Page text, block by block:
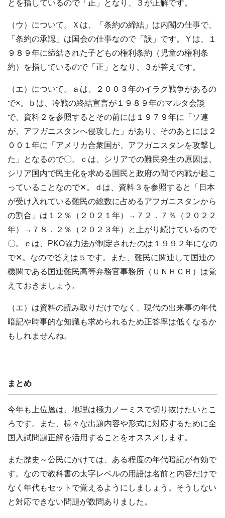
とを指しているので「正」となり、３が正解です。
（ウ）について。Ｘは、「条約の締結」は内閣の仕事で、
「条約の承認」は国会の仕事なので「誤」です。Ｙは、１
９８９年に締結された子どもの権利条約（児童の権利条
約）を指しているので「正」となり、３が答えです。
（エ）について。ａは、２００３年のイラク戦争があるの
で×。ｂは、冷戦の終結宣言が１９８９年のマルタ会談
で、資料２を参照するとその前には１９７９年に「ソ連
が、アフガニスタンへ侵攻した」があり、そのあとには２
００１年に「アメリカ合衆国が、アフガニスタンを攻撃し
た」となるので〇。ｃは、シリアでの難民発生の原因は、
シリア国内で民主化を求める国民と政府の間で内戦が起こ
っていることなので✕。ｄは、資料３を参照すると「日本
が受け入れている難民の総数に占めるアフガニスタンから
の割合」は１２％（２０２１年）→７２．７％（２０２２
年）→７８．２％（２０２３年）と上がり続けているので
〇。ｅは、PKO協力法が制定されたのは１９９２年になの
で✕。なので答えは５です。また、難民に関連して国連の
機関である国連難民高等弁務官事務所（ＵＮＨＣＲ）は覚
えておきましょう。
（エ）は資料の読み取りだけでなく、現代の出来事の年代
暗記や時事的な知識も求められるため正答率は低くなるか
もしれませんね。
まとめ
今年も 上位層は、地理は極力ノーミスで切り抜けたいとこ
ろです。また、様々な出題内容や形式に対応するために全
国入試問題正解を活用することをオススメします。
また歴史～公民にかけては、ある程度の年代暗記が有効で
す。なので教科書の太字レベルの用語は名前と内容だけで
なく年代もセットで覚えるようにしましょう。そうしない
と対応できない問題が数問ありました。